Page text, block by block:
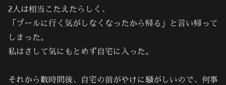
2人は相当こたえたらしく、
「プールに行く気がしなくなったから帰る」と言い帰って
しまった。
私はさして気にもとめず自宅に入った。
それから数時間後、自宅の前がやけに騒がしいので、何事